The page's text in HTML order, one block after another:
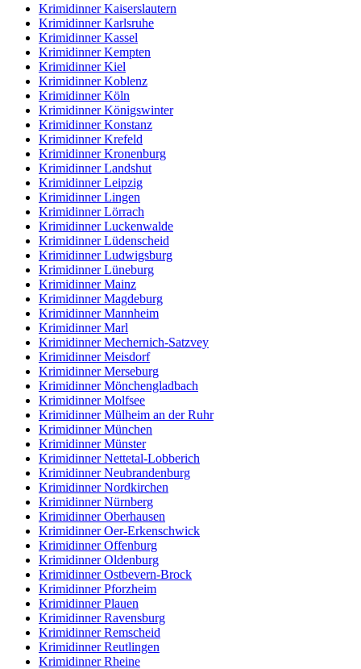
Krimidinner Kaiserslautern
Krimidinner Karlsruhe
Krimidinner Kassel
Krimidinner Kempten
Krimidinner Kiel
Krimidinner Koblenz
Krimidinner Köln
Krimidinner Königswinter
Krimidinner Konstanz
Krimidinner Krefeld
Krimidinner Kronenburg
Krimidinner Landshut
Krimidinner Leipzig
Krimidinner Lingen
Krimidinner Lörrach
Krimidinner Luckenwalde
Krimidinner Lüdenscheid
Krimidinner Ludwigsburg
Krimidinner Lüneburg
Krimidinner Mainz
Krimidinner Magdeburg
Krimidinner Mannheim
Krimidinner Marl
Krimidinner Mechernich-Satzvey
Krimidinner Meisdorf
Krimidinner Merseburg
Krimidinner Mönchengladbach
Krimidinner Molfsee
Krimidinner Mülheim an der Ruhr
Krimidinner München
Krimidinner Münster
Krimidinner Nettetal-Lobberich
Krimidinner Neubrandenburg
Krimidinner Nordkirchen
Krimidinner Nürnberg
Krimidinner Oberhausen
Krimidinner Oer-Erkenschwick
Krimidinner Offenburg
Krimidinner Oldenburg
Krimidinner Ostbevern-Brock
Krimidinner Pforzheim
Krimidinner Plauen
Krimidinner Ravensburg
Krimidinner Remscheid
Krimidinner Reutlingen
Krimidinner Rheine